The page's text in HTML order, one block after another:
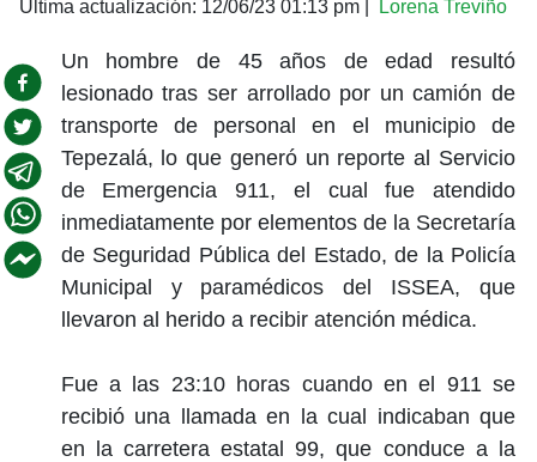
Última actualización: 12/06/23 01:13 pm| Lorena Treviño
Un hombre de 45 años de edad resultó
lesionado tras ser arrollado por un camión de
transporte de personal en el municipio de
Tepezalá, lo que generó un reporte al Servicio
de Emergencia 911, el cual fue atendido
inmediatamente por elementos de la Secretaría
de Seguridad Pública del Estado, de la Policía
Municipal y paramédicos del ISSEA, que
llevaron al herido a recibir atención médica.
Fue a las 23:10 horas cuando en el 911 se
recibió una llamada en la cual indicaban que
en la carretera estatal 99, que conduce a la